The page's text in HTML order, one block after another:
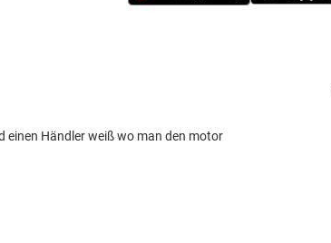
einen Händler weiß wo man den motor